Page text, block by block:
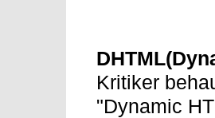
Kritiker
"Dynamic